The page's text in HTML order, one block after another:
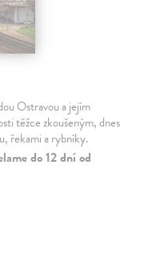
Ostravou a jejím
těžce zkoušeným, dnes
řekami a rybníky.
do 12 dní od